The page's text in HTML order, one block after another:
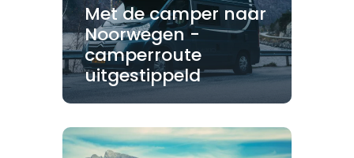
Met de camper naar
Noorwegen -
camperroute
uitgestippeld